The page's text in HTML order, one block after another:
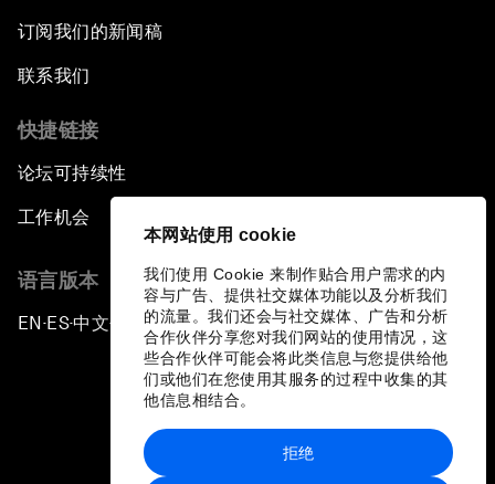
本网站使用 cookie
我们使用 Cookie 来制作贴合用户需求的内
容与广告、提供社交媒体功能以及分析我们
的流量。我们还会与社交媒体、广告和分析
合作伙伴分享您对我们网站的使用情况，这
些合作伙伴可能会将此类信息与您提供给他
们或他们在您使用其服务的过程中收集的其
他信息相结合。
拒绝
订阅我们的新闻稿
联系我们
快捷链接
论坛可持续性
工作机会
语言版本
EN ▪ ES▪中文▪ 日本語